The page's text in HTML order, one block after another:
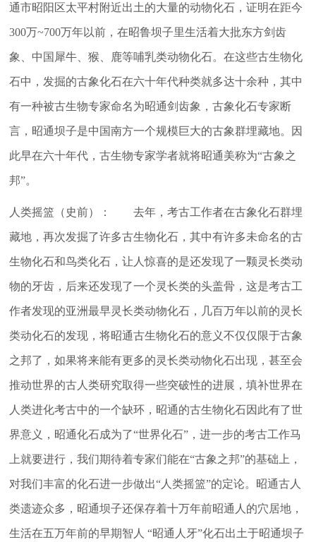
通市昭阳区太平村附近出土的大量的动物化石，证明在距今
300万~700万年以前，在昭鲁坝子里生活着大批东方剑齿
象、中国犀牛、猴、鹿等哺乳类动物化石。在这些古生物化
石中，发掘的古象化石在六十年代种类就多达十余种，其中
有一种被古生物专家命名为昭通剑齿象，古象化石专家断
言，昭通坝子是中国南方一个规模巨大的古象群埋藏地。因
此早在六十年代，古生物专家学者就将昭通美称为“古象之
邦”。
人类摇篮（史前）： 去年，考古工作者在古象化石群埋
藏地，再次发掘了许多古生物化石，其中有许多未命名的古
生物化石和鸟类化石，让人惊喜的是还发现了一颗灵长类动
物的牙齿，后来还发现了一个灵长类的头盖骨，这是考古工
作者发现的亚洲最早灵长类动物化石，几百万年以前的灵长
类动化石的发现，将昭通古生物化石的意义不仅仅限于古象
之邦了，如果将来能有更多的灵长类动物化石出现，甚至会
推动世界的古人类研究取得一些突破性的进展，填补世界在
人类进化考古中的一个缺环，昭通的古生物化石因此有了世
界意义，昭通化石成为了“世界化石”，进一步的考古工作马
上就要进行，我们期待着专家们能在“古象之邦”的基础上，
对我们丰富的化石进一步做出“人类摇篮”的定论。昭通古人
类遗迹众多，昭通坝子还保存着十万年前昭通人的穴居地，
生活在五万年前的早期智人 “昭通人牙”化石出土于昭通坝子